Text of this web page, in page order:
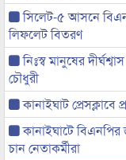
সিলেট-৫ আসনে
লিফলেট বিতরণ
নিঃস্ব মানুষের
চৌধুরী
কানাইঘাট
কানাইঘাটে
চান নেতাকর্মীরা